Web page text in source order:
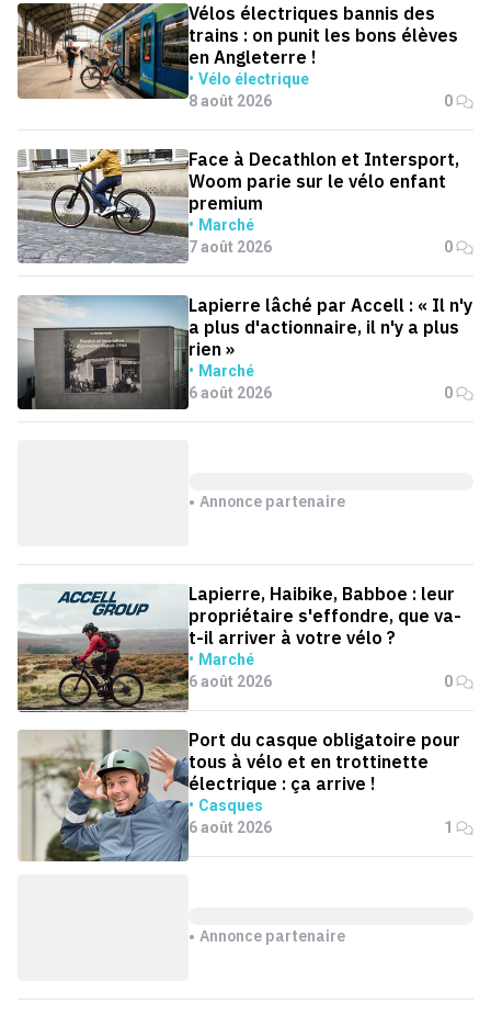
Vélos électriques bannis des
trains : on punit les bons élèves
en Angleterre !
Vélo électrique
8 août 2026
0
Face à Decathlon et Intersport,
Woom parie sur le vélo enfant
premium
Marché
7 août 2026
0
Lapierre lâché par Accell : « Il n'y
a plus d'actionnaire, il n'y a plus
rien »
Marché
6 août 2026
0
Annonce partenaire
Lapierre, Haibike, Babboe : leur
propriétaire s'effondre, que va-
t-il arriver à votre vélo ?
Marché
6 août 2026
0
Port du casque obligatoire pour
tous à vélo et en trottinette
électrique : ça arrive !
Casques
6 août 2026
1
Annonce partenaire